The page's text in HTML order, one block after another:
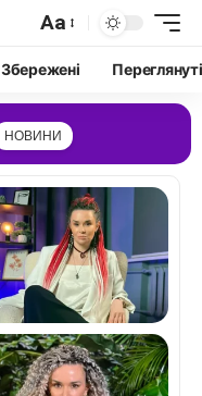
Aa
Збережені Переглянуті
НОВИНИ